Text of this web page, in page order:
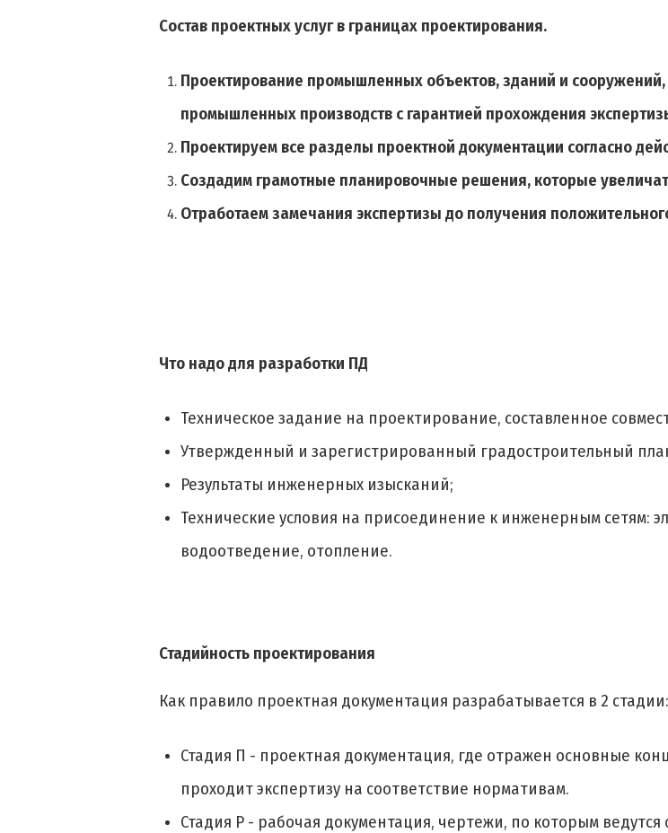
Состав проектных услуг в границах проектирования.
Проектирование промышленных объектов, зданий и
промышленных производств с гарантией прохождения
Проектируем все разделы проектной документации согласно
Создадим грамотные планировочные решения, которые
Отработаем замечания экспертизы до получения
Что надо для разработки ПД
Техническое задание на проектирование, составленное
Утвержденный и зарегистрированный градостроительный
Результаты инженерных изысканий;
Технические условия на присоединение к инженерным сетям:
водоотведение, отопление.
Стадийность проектирования
Как правило проектная документация разрабатывается в 2 стадии:
Стадия П - проектная документация, где отражен основные
проходит экспертизу на соответствие нормативам.
Стадия Р - рабочая документация, чертежи, по которым